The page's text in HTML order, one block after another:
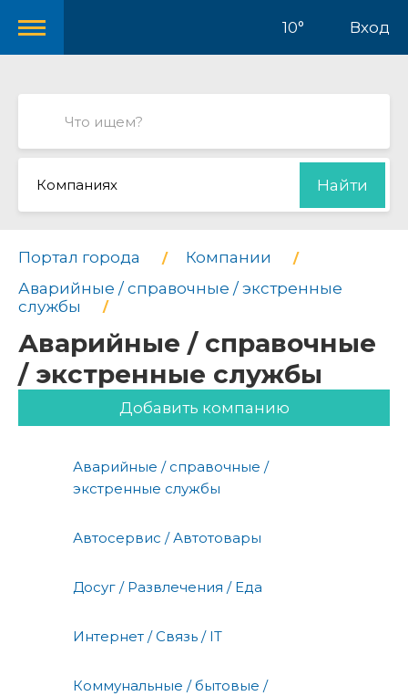
10° Вход
Компаниях Найти
Портал города
Компании
Аварийные / справочные / экстренные
службы
Аварийные / справочные
/ экстренные службы
Добавить компанию
Аварийные / справочные /
экстренные службы
Автосервис / Автотовары
Досуг / Развлечения / Еда
Интернет / Связь / IT
Коммунальные / бытовые /